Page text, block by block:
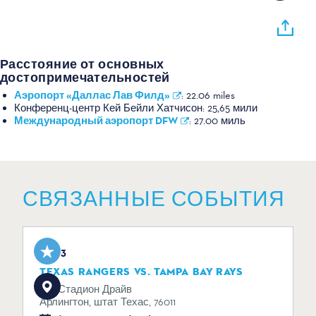
Расстояние от основных
достопримечательностей
Аэропорт «Даллас Лав Филд» : 22.06 miles
Конференц-центр Кей Бейли Хатчисон: 25,65 мили
Международный аэропорт DFW : 27.00 миль
СВЯЗАННЫЕ СОБЫТИЯ
Aug 3
TEXAS RANGERS VS. TAMPA BAY RAYS
734 Стадион Драйв
Арлингтон, штат Техас, 76011